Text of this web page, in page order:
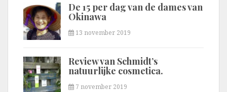
De 15 per dag van de dames van
Okinawa
13 november 2019
Review van Schmidt’s
natuurlijke cosmetica.
7 november 2019